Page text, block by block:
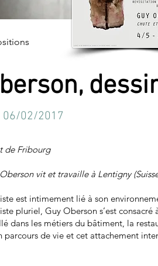
02/2017
de Fribourg
vit et travaille à Lentigny
est intimement lié à son
pluriel, Guy Oberson s’est
dans les métiers du bâtiment, la
parcours de vie et cet attachement